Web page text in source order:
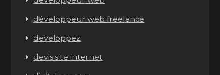
développeur web freelance
developpez
devis site internet